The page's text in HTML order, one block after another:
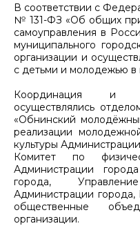
В соответствии с
№ 131-ФЗ «Об общих
самоуправления в
муниципального
организации и
с детьми и молодежью в
Координация и
осуществлялись
«Обнинский
реализации
культуры
Комитет по
Администрации
города,
Администрации
общественные
организации.